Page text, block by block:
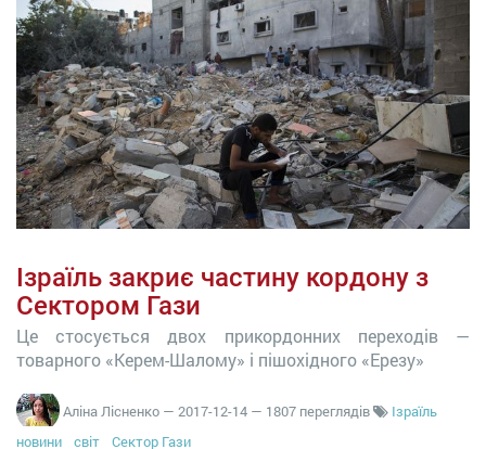
Ізраїль закриє частину кордону з
Сектором Гази
Це стосується двох прикордонних переходів —
товарного «Керем-Шалому» і пішохідного «Ерезу»
Аліна Лісненко — 2017-12-14 — 1807 переглядів
Ізраїль
новини
світ Сектор Гази